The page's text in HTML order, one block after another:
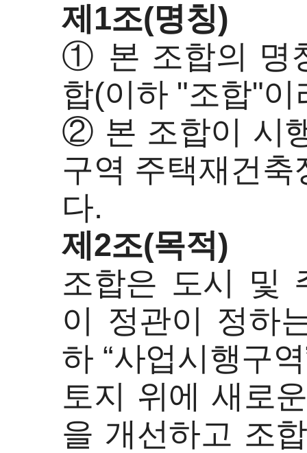
제1조(명칭)
① 본 조합의 명
합(이하 "조합"
② 본 조합이 시
구역 주택재건축
다.
제2조(목적)
조합은 도시 및
이 정관이 정하
하 “사업시행구
토지 위에 새로
을 개선하고 조